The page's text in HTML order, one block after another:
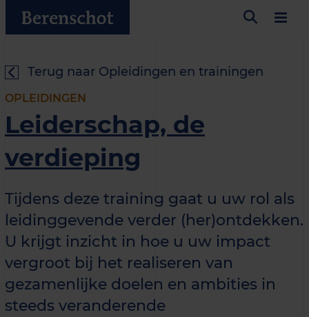
Terug naar Opleidingen en trainingen
OPLEIDINGEN
Leiderschap, de
verdieping
Tijdens deze training gaat u uw rol als
leidinggevende verder (her)ontdekken.
U krijgt inzicht in hoe u uw impact
vergroot bij het realiseren van
gezamenlijke doelen en ambities in
steeds veranderende